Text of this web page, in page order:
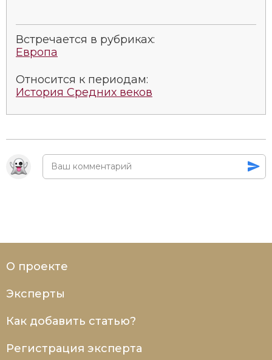
Встречается в рубриках:
Европа
Относится к периодам:
История Средних веков
О проекте
Эксперты
Как добавить статью?
Регистрация эксперта